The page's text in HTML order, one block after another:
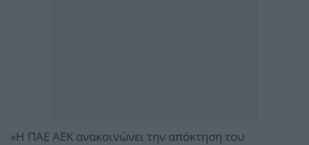
«Η ΠΑΕ ΑΕΚ ανακοινώνει την απόκτηση του